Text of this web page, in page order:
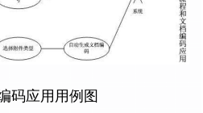
码应用用例图